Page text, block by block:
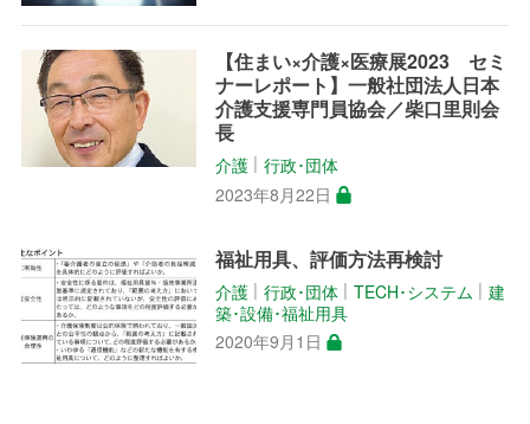
【住まい×介護×医療展2023 セミ
ナーレポート】一般社団法人日本
介護支援専門員協会／柴口里則会
長
介護 │行政･団体
2023年8月22日
福祉用具、評価方法再検討
介護 │行政･団体 │TECH･システム │建
築･設備･福祉用具
2020年9月1日